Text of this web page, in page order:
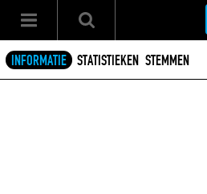
INFORMATIE STATISTIEKEN STEMMEN